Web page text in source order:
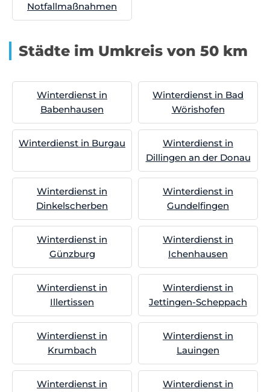
Notfallmaßnahmen
Städte im Umkreis von 50 km
Winterdienst in
Babenhausen
Winterdienst in Bad
Wörishofen
Winterdienst in Burgau
Winterdienst in
Dillingen an der Donau
Winterdienst in
Dinkelscherben
Winterdienst in
Gundelfingen
Winterdienst in
Günzburg
Winterdienst in
Ichenhausen
Winterdienst in
Illertissen
Winterdienst in
Jettingen-Scheppach
Winterdienst in
Krumbach
Winterdienst in
Lauingen
Winterdienst in
Winterdienst in